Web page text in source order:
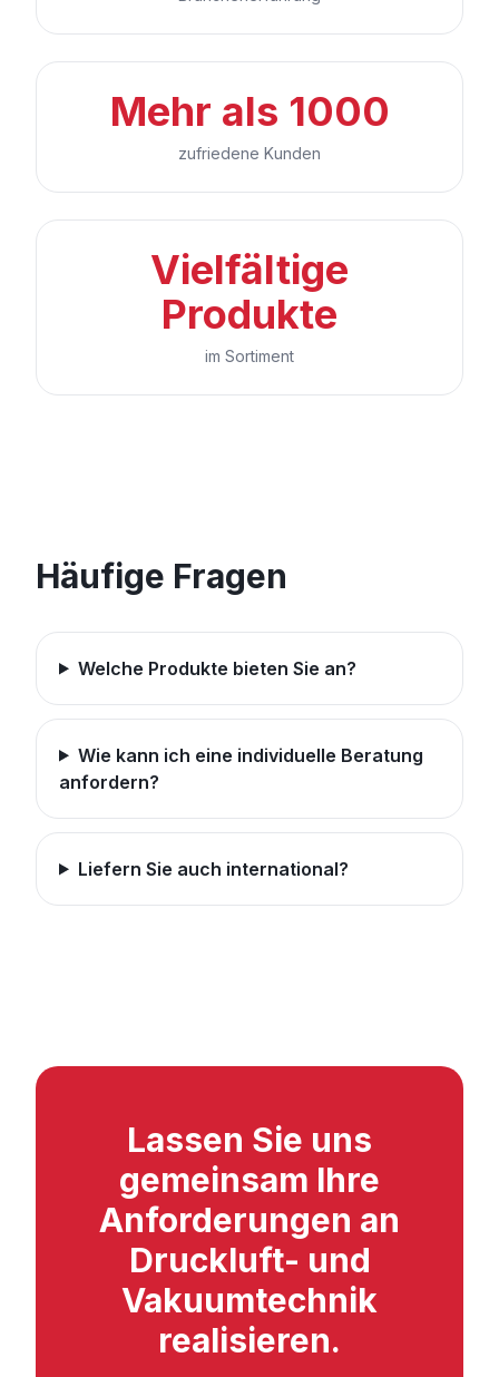
Mehr als 1000
zufriedene Kunden
Vielfältige
Produkte
im Sortiment
Häufige Fragen
Welche Produkte bieten Sie an?
Wie kann ich eine individuelle Beratung
anfordern?
Liefern Sie auch international?
Lassen Sie uns
gemeinsam Ihre
Anforderungen an
Druckluft- und
Vakuumtechnik
realisieren.